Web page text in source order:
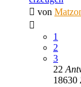
von
1
2
3
22
18630